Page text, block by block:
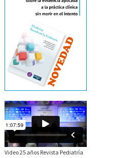
Video 25 años Revista Pediatría